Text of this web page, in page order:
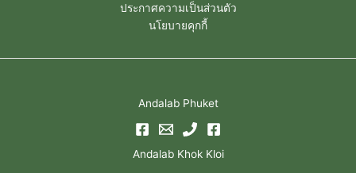
ประกาศความเป็นส่วนตัว
นโยบายคุกกี้
Andalab Phuket
Andalab Khok Kloi